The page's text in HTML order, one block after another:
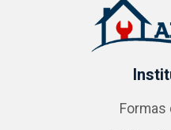
Formas